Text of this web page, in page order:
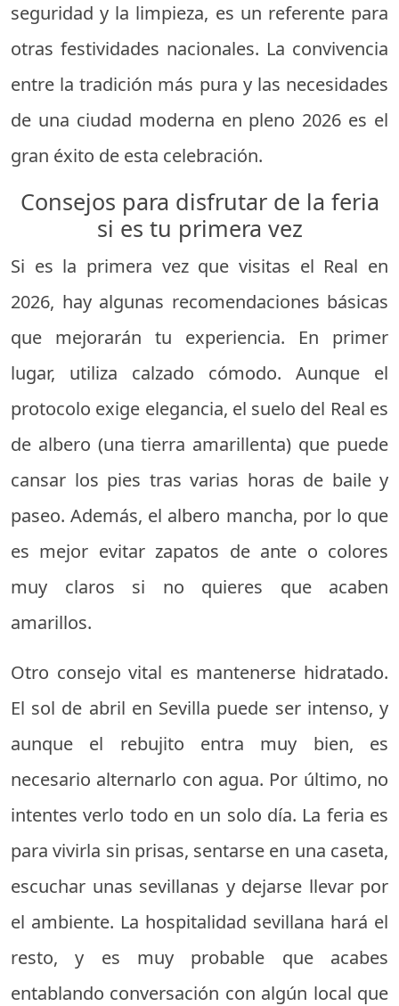
seguridad y la limpieza, es un referente para
otras festividades nacionales. La convivencia
entre la tradición más pura y las necesidades
de una ciudad moderna en pleno 2026 es el
gran éxito de esta celebración.
Consejos para disfrutar de la feria
si es tu primera vez
Si es la primera vez que visitas el Real en
2026, hay algunas recomendaciones básicas
que mejorarán tu experiencia. En primer
lugar, utiliza calzado cómodo. Aunque el
protocolo exige elegancia, el suelo del Real es
de albero (una tierra amarillenta) que puede
cansar los pies tras varias horas de baile y
paseo. Además, el albero mancha, por lo que
es mejor evitar zapatos de ante o colores
muy claros si no quieres que acaben
amarillos.
Otro consejo vital es mantenerse hidratado.
El sol de abril en Sevilla puede ser intenso, y
aunque el rebujito entra muy bien, es
necesario alternarlo con agua. Por último, no
intentes verlo todo en un solo día. La feria es
para vivirla sin prisas, sentarse en una caseta,
escuchar unas sevillanas y dejarse llevar por
el ambiente. La hospitalidad sevillana hará el
resto, y es muy probable que acabes
entablando conversación con algún local que